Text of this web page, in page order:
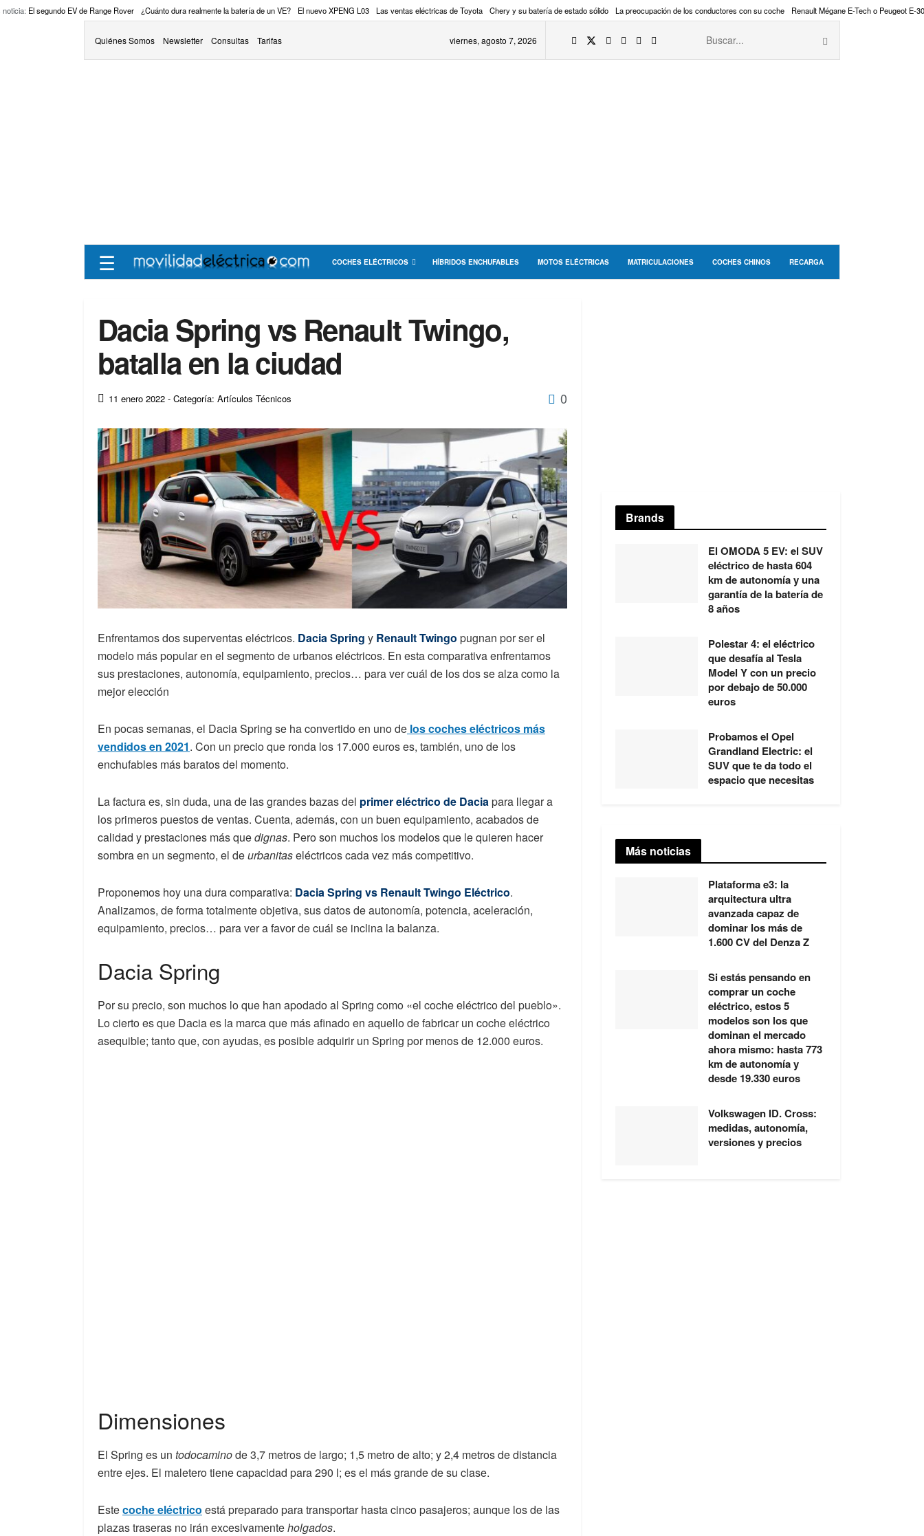
noticia: El segundo EV de Range Rover ¿Cuánto dura realmente la batería de un VE? El nuevo XPENG L03 Las ventas eléctricas de Toyota Chery y su batería de estado sólido La preocupación de los conductores con su coche Renault Mégane E-Tech o Peugeot E-
Quiénes Somos Newsletter Consultas Tarifas viernes, agosto 7, 2026
☰ COCHES ELÉCTRICOS HÍBRIDOS ENCHUFABLES MOTOS ELÉCTRICAS MATRICULACIONES COCHES CHINOS RECARGA
Dacia Spring vs Renault Twingo,
batalla en la ciudad
11 enero 2022 - Categoría: Artículos Técnicos 0
Enfrentamos dos superventas eléctricos. Dacia Spring y Renault Twingo pugnan por ser el
modelo más popular en el segmento de urbanos eléctricos. En esta comparativa enfrentamos
sus prestaciones, autonomía, equipamiento, precios… para ver cuál de los dos se alza como la
mejor elección
En pocas semanas, el Dacia Spring se ha convertido en uno de los coches eléctricos más
vendidos en 2021. Con un precio que ronda los 17.000 euros es, también, uno de los
enchufables más baratos del momento.
La factura es, sin duda, una de las grandes bazas del primer eléctrico de Daciapara llegar a
los primeros puestos de ventas. Cuenta, además, con un buen equipamiento, acabados de
calidad y prestaciones más quedignas. Pero son muchos los modelos que le quieren hacer
sombra en un segmento, el deurbanitaseléctricos cada vez más competitivo.
Proponemos hoy una dura comparativa: Dacia Spring vs Renault Twingo Eléctrico.
Analizamos, de forma totalmente objetiva, sus datos de autonomía, potencia, aceleración,
equipamiento, precios… para ver a favor de cuál se inclina la balanza.
Dacia Spring
Por su precio, son muchos lo que han apodado al Spring como «el coche eléctrico del pueblo».
Lo cierto es que Dacia es la marca que más afinado en aquello de fabricar un coche eléctrico
asequible; tanto que, con ayudas, es posible adquirir un Spring por menos de 12.000 euros.
Dimensiones
El Spring es un todocaminode 3,7 metros de largo; 1,5 metro de alto; y 2,4 metros de distancia
entre ejes. El maletero tiene capacidad para 290 l; es el más grande de su clase.
Estecoche eléctrico está preparado para transportar hasta cinco pasajeros; aunque los de las
plazas traseras no irán excesivamenteholgados.
Brands
El OMODA 5 EV: el SUV
eléctrico de hasta 604
km de autonomía y una
garantía de la batería de
8 años
Polestar 4: el eléctrico
que desafía al Tesla
Model Y con un precio
por debajo de 50.000
euros
Probamos el Opel
Grandland Electric: el
SUV que te da todo el
espacio que necesitas
Más noticias
Plataforma e3: la
arquitectura ultra
avanzada capaz de
dominar los más de
1.600 CV del Denza Z
Si estás pensando en
comprar un coche
eléctrico, estos 5
modelos son los que
dominan el mercado
ahora mismo: hasta 773
km de autonomía y
desde 19.330 euros
Volkswagen ID. Cross:
medidas, autonomía,
versiones y precios